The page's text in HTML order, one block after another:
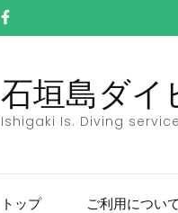
石垣島ダ
Ishigaki Is. Diving
トップ ご利用について